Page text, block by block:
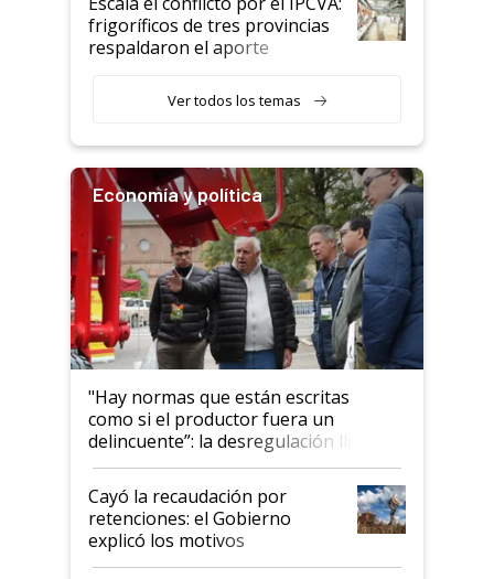
animales: "Mientras me
descalificaban, yo seguí
haciendo currículum"
frigoríficos de tres provincias
respaldaron el aporte
Ver todos los temas
Economía y política
"Hay normas que están escritas
como si el productor fuera un
delincuente”: la desregulación llegó
al Congreso Aapresid y hasta se
habló del financiamiento al IPCVA
Cayó la recaudación por
retenciones: el Gobierno
explicó los motivos